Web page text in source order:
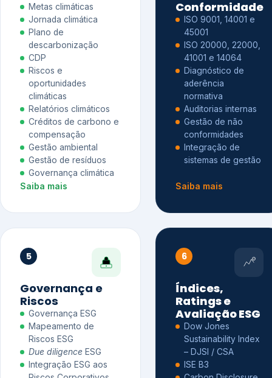
Metas climáticas
Jornada climática
Plano de
descarbonização
CDP
Riscos e
oportunidades
climáticas
Relatórios climáticos
Créditos de carbono e
compensação
Gestão ambiental
Gestão de resíduos
Governança climática
Saiba mais
Conformidade
ISO 9001, 14001 e
45001
ISO 20000, 22000,
41001 e 14064
Diagnóstico de
aderência
normativa
Auditorias internas
Gestão de não
conformidades
Integração de
sistemas de gestão
Saiba mais
5
Governança e
Riscos
Governança ESG
Mapeamento de
Riscos ESG
Due diligence ESG
Integração ESG aos
6
Índices,
Ratings e
Avaliação ESG
Dow Jones
Sustainability Index
– DJSI / CSA
ISE B3